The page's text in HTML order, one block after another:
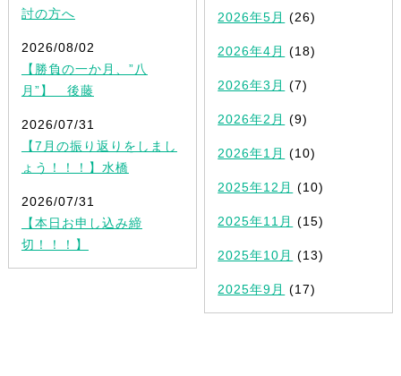
討の方へ
2026/08/02
【勝負の一か月、”八
月”】 後藤
2026/07/31
【7月の振り返りをしまし
ょう！！！】水橋
2026/07/31
【本日お申し込み締
切！！！】
2026年5月 (26)
2026年4月 (18)
2026年3月 (7)
2026年2月 (9)
2026年1月 (10)
2025年12月 (10)
2025年11月 (15)
2025年10月 (13)
2025年9月 (17)